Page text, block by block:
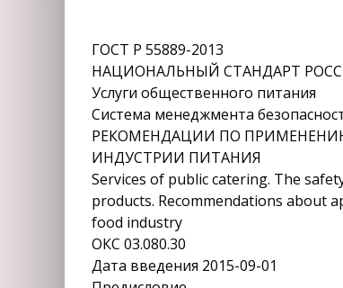
ГОСТ Р 55889-2013
НАЦИОНАЛЬНЫЙ СТАНДАРТ
Услуги общественного питания
Система менеджмента
РЕКОМЕНДАЦИИ ПО ПРИМЕНЕНИЮ
ИНДУСТРИИ ПИТАНИЯ
Services of public catering. The
products. Recommendations about
food industry
ОКС 03.080.30
Дата введения 2015-09-01